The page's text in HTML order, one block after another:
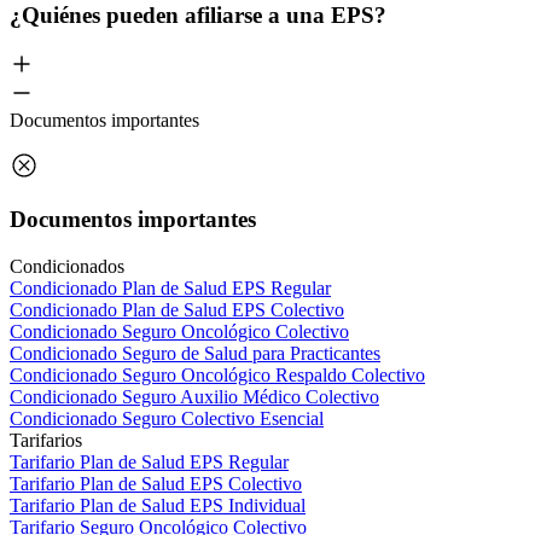
¿Quiénes pueden afiliarse a una EPS?
Documentos importantes
Documentos importantes
Condicionados
Condicionado Plan de Salud EPS Regular
Condicionado Plan de Salud EPS Colectivo
Condicionado Seguro Oncológico Colectivo
Condicionado Seguro de Salud para Practicantes
Condicionado Seguro Oncológico Respaldo Colectivo
Condicionado Seguro Auxilio Médico Colectivo
Condicionado Seguro Colectivo Esencial
Tarifarios
Tarifario Plan de Salud EPS Regular
Tarifario Plan de Salud EPS Colectivo
Tarifario Plan de Salud EPS Individual
Tarifario Seguro Oncológico Colectivo